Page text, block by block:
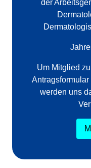
der
Um Mitglied
werden uns